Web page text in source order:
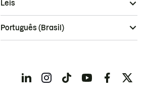
Leis
Português (Brasil)